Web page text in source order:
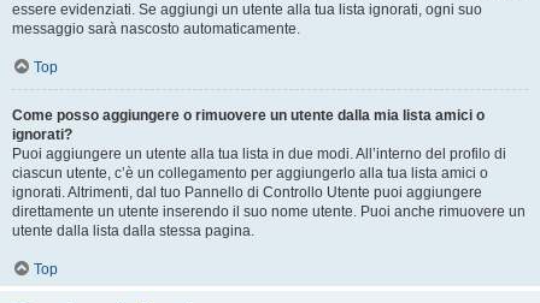
essere evidenziati. Se aggiungi un utente alla tua lista ignorati, ogni suo
messaggio sarà nascosto automaticamente.
Top
Come posso aggiungere o rimuovere un utente dalla mia lista amici o
ignorati?
Puoi aggiungere un utente alla tua lista in due modi. All’interno del profilo di
ciascun utente, c’è un collegamento per aggiungerlo alla tua lista amici o
ignorati. Altrimenti, dal tuo Pannello di Controllo Utente puoi aggiungere
direttamente un utente inserendo il suo nome utente. Puoi anche rimuovere un
utente dalla lista dalla stessa pagina.
Top